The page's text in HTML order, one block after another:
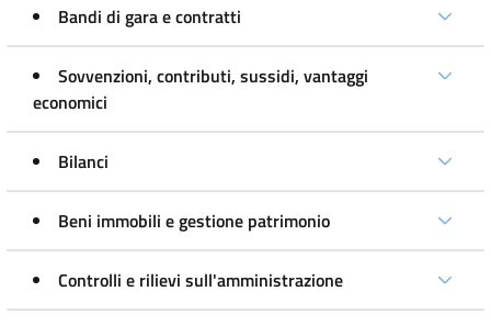
Bandi di gara e contratti
Sovvenzioni, contributi, sussidi, vantaggi
economici
Bilanci
Beni immobili e gestione patrimonio
Controlli e rilievi sull'amministrazione